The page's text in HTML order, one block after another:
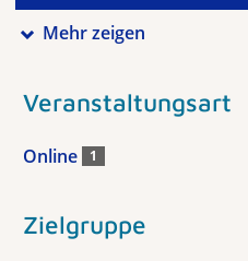
Mehr zeigen
Veranstaltungsart
Online 1
Zielgruppe